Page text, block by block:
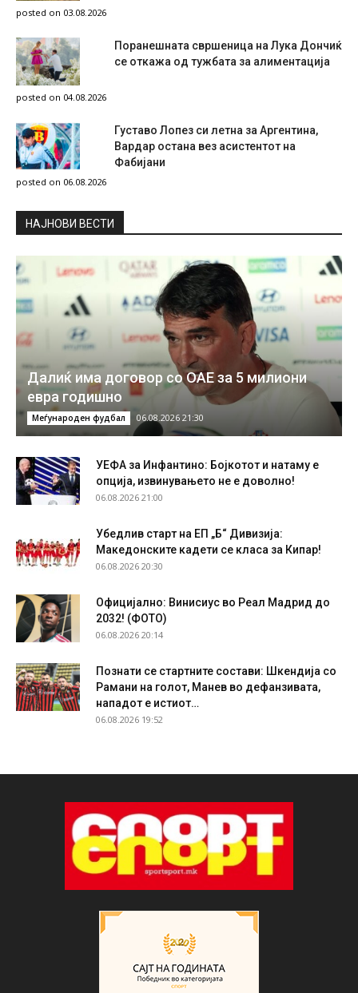
posted on 03.08.2026
Поранешната свршеница на Лука Дончиќ
се откажа од тужбата за алиментација
posted on 04.08.2026
Густаво Лопез си летна за Аргентина,
Вардар остана вез асистентот на
Фабијани
posted on 06.08.2026
НAЈНОВИ ВЕСТИ
Далиќ има договор со ОАЕ за 5 милиони
евра годишно
Меѓународен фудбал 06.08.2026 21:30
УЕФА за Инфантино: Бојкотот и натаму е
опција, извинувањето не е доволно!
06.08.2026 21:00
Убедлив старт на ЕП „Б“ Дивизија:
Македонските кадети се класа за Кипар!
06.08.2026 20:30
Официјално: Винисиус во Реал Мадрид до
2032! (ФОТО)
06.08.2026 20:14
Познати се стартните состави: Шкендија со
Рамани на голот, Манев во дефанзивата,
нападот е истиот…
06.08.2026 19:52